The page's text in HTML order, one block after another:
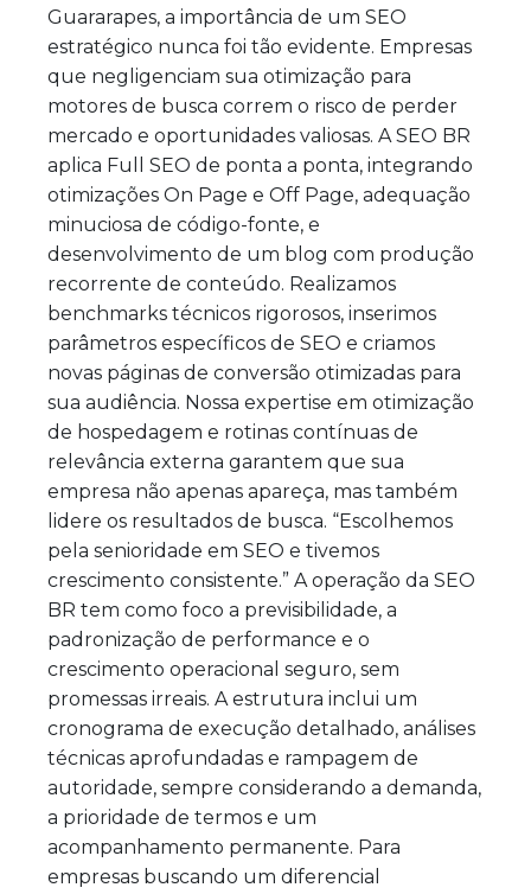
Guararapes, a importância de um SEO
estratégico nunca foi tão evidente. Empresas
que negligenciam sua otimização para
motores de busca correm o risco de perder
mercado e oportunidades valiosas. A SEO BR
aplica Full SEO de ponta a ponta, integrando
otimizações On Page e Off Page, adequação
minuciosa de código-fonte, e
desenvolvimento de um blog com produção
recorrente de conteúdo. Realizamos
benchmarks técnicos rigorosos, inserimos
parâmetros específicos de SEO e criamos
novas páginas de conversão otimizadas para
sua audiência. Nossa expertise em otimização
de hospedagem e rotinas contínuas de
relevância externa garantem que sua
empresa não apenas apareça, mas também
lidere os resultados de busca. “Escolhemos
pela senioridade em SEO e tivemos
crescimento consistente.” A operação da SEO
BR tem como foco a previsibilidade, a
padronização de performance e o
crescimento operacional seguro, sem
promessas irreais. A estrutura inclui um
cronograma de execução detalhado, análises
técnicas aprofundadas e rampagem de
autoridade, sempre considerando a demanda,
a prioridade de termos e um
acompanhamento permanente. Para
empresas buscando um diferencial